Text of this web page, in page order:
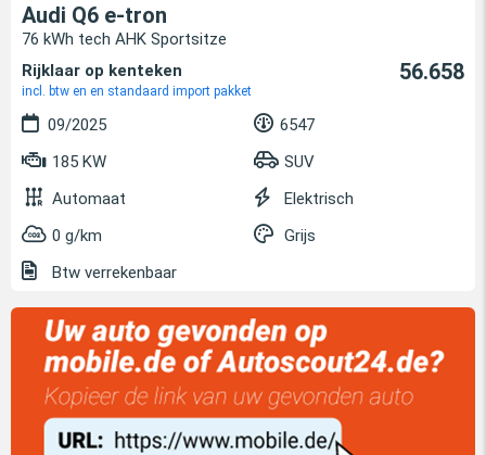
Audi Q6 e-tron
76 kWh tech AHK Sportsitze
Rijklaar op kenteken
incl. btw en en standaard import pakket
56.658
09/2025
6547
185 KW
SUV
Automaat
Elektrisch
0 g/km
Grijs
Btw verrekenbaar